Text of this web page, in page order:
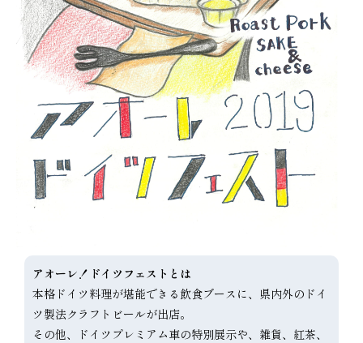
アオーレ！ドイツフェストとは
本格ドイツ料理が堪能できる飲食ブースに、県内外のドイ
ツ製法クラフトビールが出店。
その他、ドイツプレミアム車の特別展示や、雑貨、紅茶、